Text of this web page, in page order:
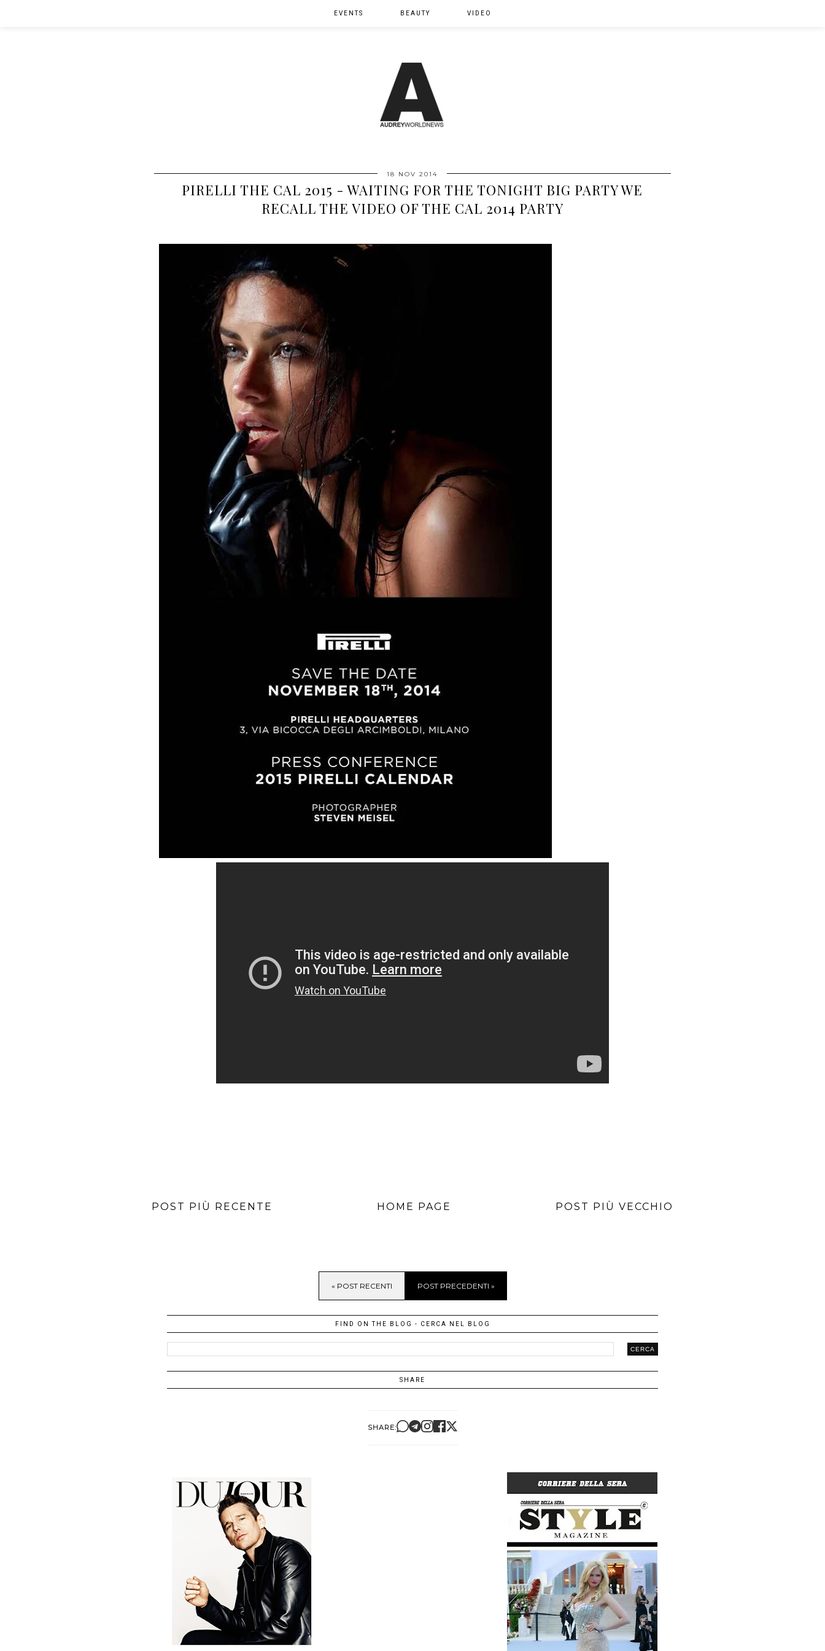
EVENTS BEAUTY VIDEO
18 NOV 2014
PIRELLI THE CAL 2015 - WAITING FOR THE TONIGHT BIG PARTY WE
RECALL THE VIDEO OF THE CAL 2014 PARTY
POST PIÙ RECENTE POST PIÙ VECCHIO
HOME PAGE
« POST RECENTI POST PRECEDENTI »
FIND ON THE BLOG - CERCA NEL BLOG
SHARE
SHARE: